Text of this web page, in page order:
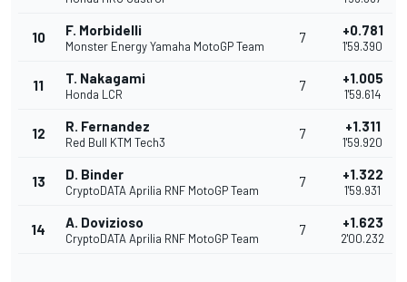
10 F. Morbidelli
Monster Energy Yamaha MotoGP Team
7 +0.781
1'59.390
11 T. Nakagami
Honda LCR
7 +1.005
1'59.614
12 R. Fernandez
Red Bull KTM Tech3
7 +1.311
1'59.920
13 D. Binder
CryptoDATA Aprilia RNF MotoGP Team
7 +1.322
1'59.931
14 A. Dovizioso
CryptoDATA Aprilia RNF MotoGP Team
7 +1.623
2'00.232